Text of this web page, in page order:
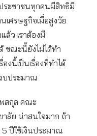
ระชาชนทุกคนมีสิทธิมี
เศรษฐกิจเมื่อสูงวัย
ล้ว เราต้องมี
ขณะนี้ยังไม่ได้ทำ
องนี้เป็นเรื่องที่ทำได้
บประมาณ
สกุล คณะ
ลัย น่าสนใจมาก ถ้า
5 ปีใช้เงินประมาณ